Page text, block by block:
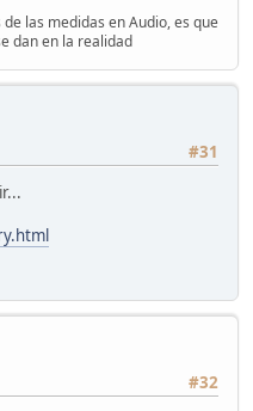
las medidas en Audio, es que
dan en la realidad
#31
#32